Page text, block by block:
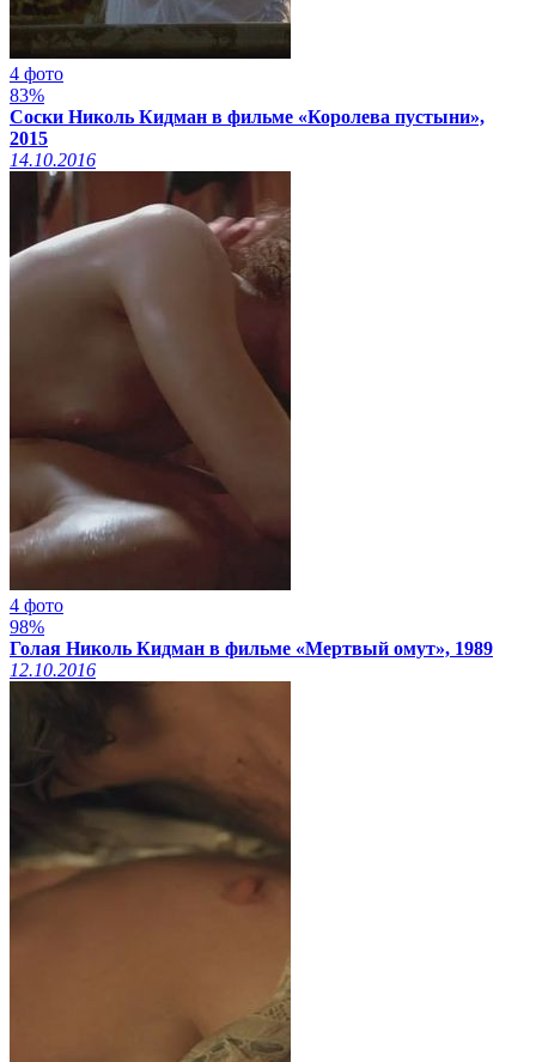
4 фото
83%
Соски Николь Кидман в фильме «Королева пустыни»,
2015
14.10.2016
4 фото
98%
Голая Николь Кидман в фильме «Мертвый омут», 1989
12.10.2016